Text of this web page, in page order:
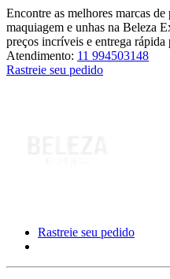
Encontre as melhores marcas
maquiagem e unhas na Beleza
preços incríveis e entrega
Atendimento: 11 994503148
Rastreie seu pedido
Rastreie seu pedido